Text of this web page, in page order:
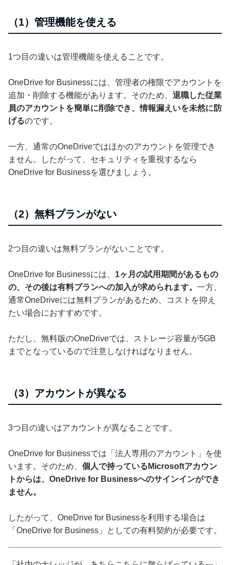
（1）管理機能を使える
1つ目の違いは管理機能を使えることです。
OneDrive for Businessには、管理者の権限でアカウントを
追加・削除する機能があります。そのため、 退職した従業
員のアカウントを簡単に削除でき、情報漏えいを未然に防
げるのです。
一方、通常のOneDriveではほかのアカウントを管理でき
ません。したがって、セキュリティを重視するなら
OneDrive for Businessを選びましょう。
（2）無料プランがない
2つ目の違いは無料プランがないことです。
OneDrive for Businessには、 1ヶ月の試用期間があるもの
の、その後は有料プランへの加入が求められます。 一方、
通常OneDriveには無料プランがあるため、コストを抑え
たい場合におすすめです。
ただし、無料版のOneDriveでは、ストレージ容量が5GB
までとなっているので注意しなければなりません。
（3）アカウントが異なる
3つ目の違いはアカウントが異なることです。
OneDrive for Businessでは「法人専用のアカウント」を使
います。そのため、 個人で持っているMicrosoftアカウン
トからは、OneDrive for Businessへのサインインができ
ません。
したがって、OneDrive for Businessを利用する場合は
「OneDrive for Business」としての有料契約が必要です。